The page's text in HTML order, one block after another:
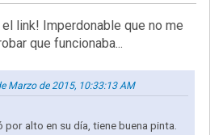
link! Imperdonable que no me
que funcionaba...
Marzo de 2015, 10:33:13 AM
por alto en su día, tiene buena pinta.